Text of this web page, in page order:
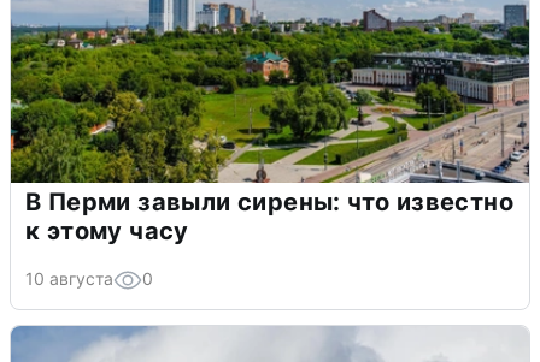
В Перми завыли сирены: что известно
к этому часу
10 августа 0